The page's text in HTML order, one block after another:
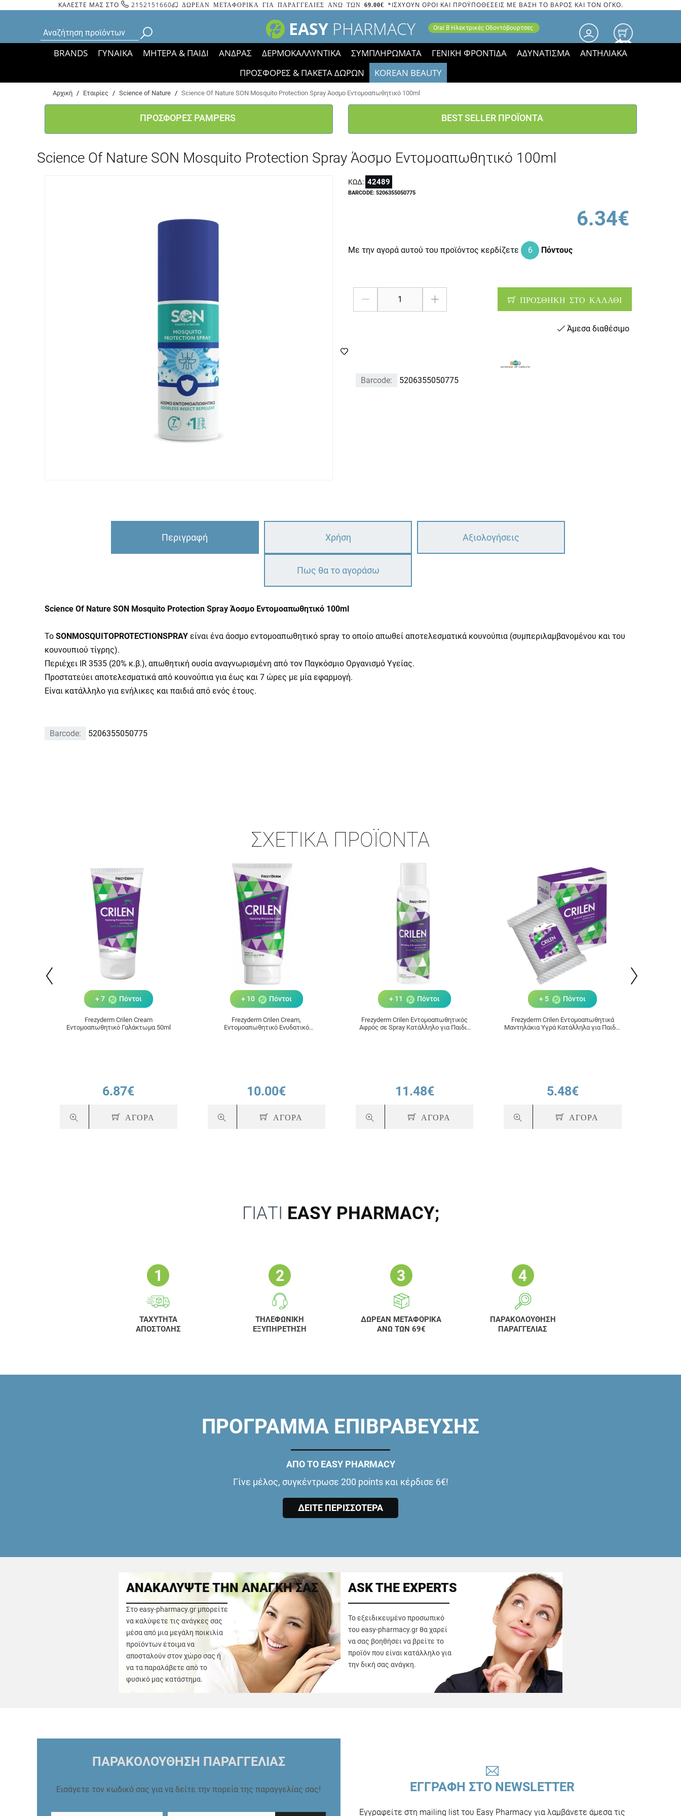
ΚΑΛΕΣΤΕ ΜΑΣ ΣΤΟ 2152151660 ΔΩΡΕΑΝ ΜΕΤΑΦΟΡΙΚΑ ΓΙΑ ΠΑΡΑΓΓΕΛΙΕΣ ΑΝΩ ΤΩΝ 69.00€ *ΙΣΧΥΟΥΝ ΟΡΟΙ ΚΑΙ ΠΡΟΫΠΟΘΕΣΕΙΣ ΜΕ ΒΑΣΗ ΤΟ ΒΑΡΟΣ ΚΑΙ ΤΟΝ ΟΓΚΟ.
EASY PHARMACY Oral B Ηλεκτρικές Οδοντόβουρτσες
0.00
BRANDS ΓΥΝΑΙΚΑ ΜΗΤΕΡΑ & ΠΑΙΔΙ ΑΝΔΡΑΣ ΔΕΡΜΟΚΑΛΛΥΝΤΙΚΑ ΣΥΜΠΛΗΡΩΜΑΤΑ ΓΕΝΙΚΗ ΦΡΟΝΤΙΔΑ ΑΔΥΝΑΤΙΣΜΑ
ΑΝΤΗΛΙΑΚΑ
ΠΡΟΣΦΟΡΕΣ & ΠΑΚΕΤΑ ΔΩΡΩΝ
KOREAN BEAUTY
Bάσει ΦΕΚ 35935/2023 τα εικονίδια των εκπτώσεων έφυγαν, οι χαμηλές μας τιμές ΠΑΡΑΜΕΝΟΥΝ!
Αρχική / Εταιρίες / Science of Nature / Science Of Nature SON Mosquito Protection Spray Άοσμο Εντομοαπωθητικό 100ml
ΠΡΟΣΦΟΡΕΣ PAMPERS BEST SELLER ΠΡΟΪΟΝΤΑ
Science Of Nature SON Mosquito Protection Spray Άοσμο Εντομοαπωθητικό 100ml
ΚΩΔ: 42489
BARCODE: 5206355050775
6.34€
Με την αγορά αυτού του προϊόντος κερδίζετε 6 Πόντους
ΠΡΟΣΘΗΚΗ ΣΤΟ ΚΑΛΑΘΙ
Άμεσα διαθέσιμο
Barcode: 5206355050775
Περιγραφή Χρήση Αξιολογήσεις
Πως θα το αγοράσω
Science Of Nature SON Mosquito Protection Spray Άοσμο Εντομοαπωθητικό 100ml
Το SONMOSQUITOPROTECTIONSPRAYείναι ένα άοσμο εντομοαπωθητικό sprayτο οποίο απωθεί αποτελεσματικά κουνούπια (συμπεριλαμβανομένου και του
κουνουπιού τίγρης).
Περιέχει IR 3535 (20% κ.β.), απωθητική ουσία αναγνωρισμένη από τον Παγκόσμιο Οργανισμό Υγείας.
Προστατεύει αποτελεσματικά από κουνούπια για έως και 7 ώρες με μία εφαρμογή.
Είναι κατάλληλο για ενήλικες και παιδιά από ενός έτους.
Barcode: 5206355050775
ΣΧΕΤΙΚΆ ΠΡΟΪΌΝΤΑ
+ 7 Πόντοι
Frezyderm Crilen Cream
Εντομοαπωθητικό Γαλάκτωμα 50ml
6.87€
ΑΓΟΡΑ
+ 10 Πόντοι
Frezyderm Crilen Cream,
Εντομοαπωθητικό Ενυδατικό
10.00€
ΑΓΟΡΑ
+ 11 Πόντοι
Frezyderm Crilen Εντομοαπωθητικός
Αφρός σε Spray Κατάλληλο για Παιδιά
11.48€
ΑΓΟΡΑ
+ 5 Πόντοι
Frezyderm Crilen Εντομοαπωθητικά
Μαντηλάκια Υγρά Κατάλληλα για Παιδιά
5.48€
ΑΓΟΡΑ
ΓΙΑΤΙ EASY PHARMACY;
ΤΑΧΥΤΗΤΑ
ΑΠΟΣΤΟΛΗΣ
ΤΗΛΕΦΩΝΙΚΗ
ΕΞΥΠΗΡΕΤΗΣΗ
ΔΩΡΕΑΝ ΜΕΤΑΦΟΡΙΚΑ
ΑΝΩ ΤΩΝ 69€
ΠΑΡΑΚΟΛΟΥΘΗΣΗ
ΠΑΡΑΓΓΕΛΙΑΣ
ΠΡΟΓΡΑΜΜΑ ΕΠΙΒΡΑΒΕΥΣΗΣ
ΑΠΟ ΤΟ EASY PHARMACY
Γίνε μέλος, συγκέντρωσε 200 points και κέρδισε 6€!
ΔΕΙΤΕ ΠΕΡΙΣΣΟΤΕΡΑ
ΑΝΑΚΑΛΥΨΤΕ ΤΗΝ ΑΝΑΓΚΗ ΣΑΣ
Στο easy-pharmacy.gr μπορείτε
να καλύψετε τις ανάγκες σας
μέσα από μια μεγάλη ποικιλία
προϊόντων έτοιμα να
αποσταλούν στον χώρο σας ή
να τα παραλάβετε από το
φυσικό μας κατάστημα.
ASK THE EXPERTS
Το εξειδικευμένο προσωπικό
του easy-pharmacy.gr θα χαρεί
να σας βοηθήσει να βρείτε το
προϊόν που είναι κατάλληλο για
την δική σας ανάγκη.
ΠΑΡΑΚΟΛΟΥΘΗΣΗ ΠΑΡΑΓΓΕΛΙΑΣ
Εισάγετε τον κωδικό σας για να δείτε την πορεία της παραγγελίας σας! ΕΓΓΡΑΦΗ ΣΤΟ NEWSLETTER
Εγγραφείτε στη mailing list του Easy Pharmacy για λαμβάνετε άμεσα τις